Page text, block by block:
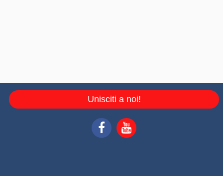
Unisciti a noi!